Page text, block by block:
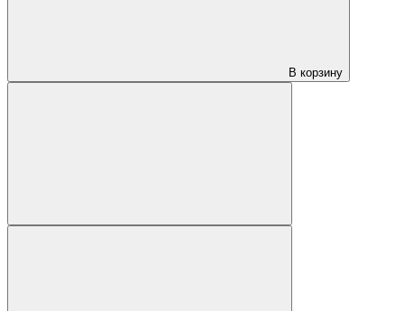
В корзину